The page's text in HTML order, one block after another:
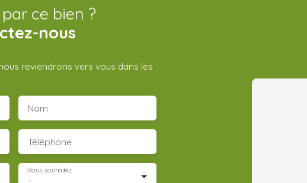
ce bien ?
nous
reviendrons vers vous dans les
Nom
Téléphone
-
Vous souhaitez